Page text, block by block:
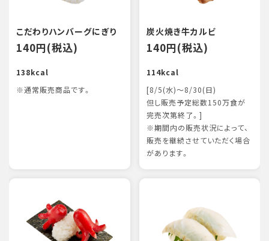
こだわりハンバーグにぎり
140円(税込)
138kcal
※通常販売商品です。
炭火焼き牛カルビ
140円(税込)
114kcal
[8/5(水)～8/30(日)
但し販売予定総数150万食が
完売次第終了。]
※期間内の販売状況によって、
販売を継続させていただく場合
があります。